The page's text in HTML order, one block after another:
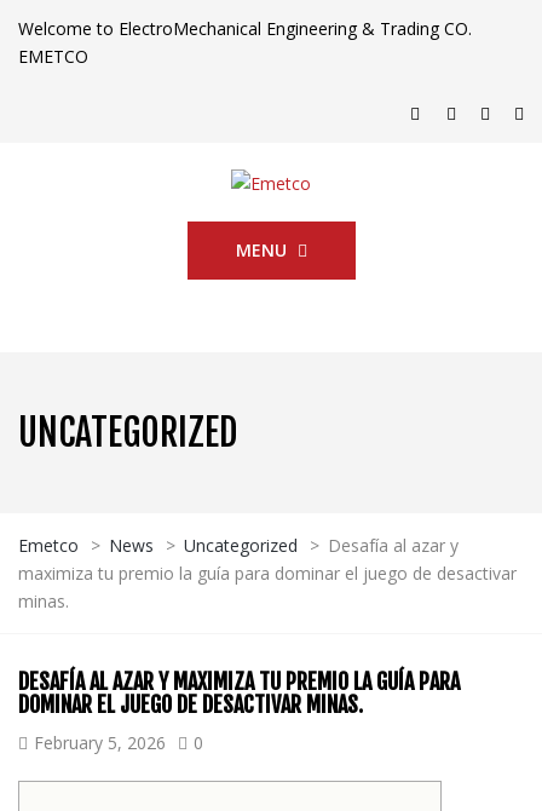
Welcome to ElectroMechanical Engineering & Trading CO.
EMETCO
MENU
UNCATEGORIZED
Emetco > News > Uncategorized > Desafía al azar y
maximiza tu premio la guía para dominar el juego de desactivar
minas.
DESAFÍA AL AZAR Y MAXIMIZA TU PREMIO LA GUÍA PARA
DOMINAR EL JUEGO DE DESACTIVAR MINAS.
February 5, 2026 0